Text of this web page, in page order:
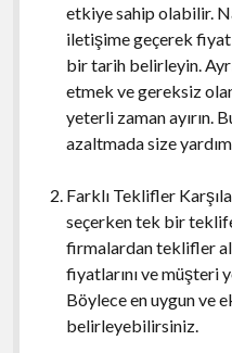
etkiye sahip olabilir.
iletişime geçerek
bir tarih belirleyin.
etmek ve gereksiz
yeterli zaman ayırın.
azaltmada size
Farklı Teklifler
seçerken tek bir
firmalardan teklifler
fiyatlarını ve müşteri
Böylece en uygun ve
belirleyebilirsiniz.